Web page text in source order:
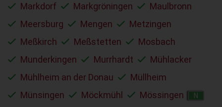
Markdorf
Markgröningen
Maulbronn
Meersburg
Mengen
Metzingen
Meßkirch
Meßstetten
Mosbach
Munderkingen
Murrhardt
Mühlacker
Mühlheim an der Donau
Müllheim
Münsingen
Möckmühl Mössingen N